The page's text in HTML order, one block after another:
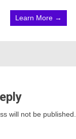
Learn More →
will not be published.